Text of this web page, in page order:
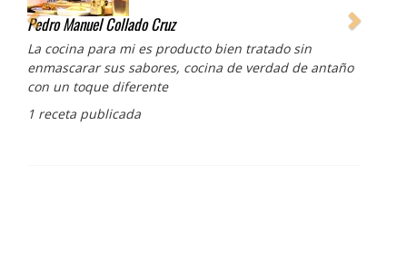
Pedro Manuel Collado Cruz
La cocina para mi es producto bien tratado sin
enmascarar sus sabores, cocina de verdad de antaño
con un toque diferente
1 receta publicada